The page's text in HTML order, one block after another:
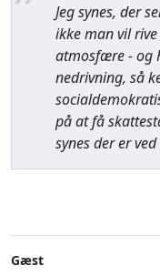
Jeg synes, der
ikke man vil
atmosfære - og
nedrivning, så
på at få
synes der er
Gæst